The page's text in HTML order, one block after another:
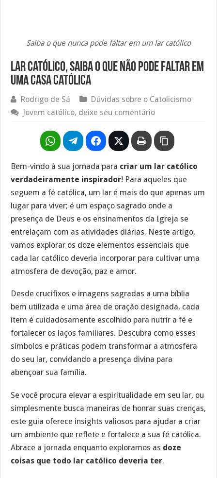
Saiba o que nunca pode faltar em um lar católico
Lar católico, saiba o que não pode faltar em
uma casa católica
Rodrigo de Sá
Dúvidas sobre o Catolicismo
Jovem católico, deixe seu comentário
Bem-vindo à sua jornada para criar um lar católico
verdadeiramente inspirador! Para aqueles que
seguem a fé católica, um lar é mais do que apenas um
lugar para viver; é um espaço sagrado onde a
presença de Deus e os ensinamentos da Igreja se
entrelaçam com as atividades diárias. Neste artigo,
vamos explorar os doze elementos essenciais que
cada lar católico deveria incorporar para cultivar uma
atmosfera de devoção, paz e amor.
Desde crucifixos e imagens sagradas a uma bíblia
bem utilizada e uma área de oração designada, cada
item é cuidadosamente escolhido para nutrir a fé e
fortalecer os laços familiares. Descubra como esses
símbolos e práticas podem transformar a atmosfera
do seu lar, convidando a presença divina para
abençoar sua família.
Se você procura elevar a espiritualidade em seu lar, ou
simplesmente busca maneiras de honrar suas crenças,
este guia oferece insights valiosos para ajudar a criar
um ambiente que reflete e fortalece a sua fé católica.
Abrace a jornada enquanto exploramos as doze
coisas que todo lar católico deveria ter.